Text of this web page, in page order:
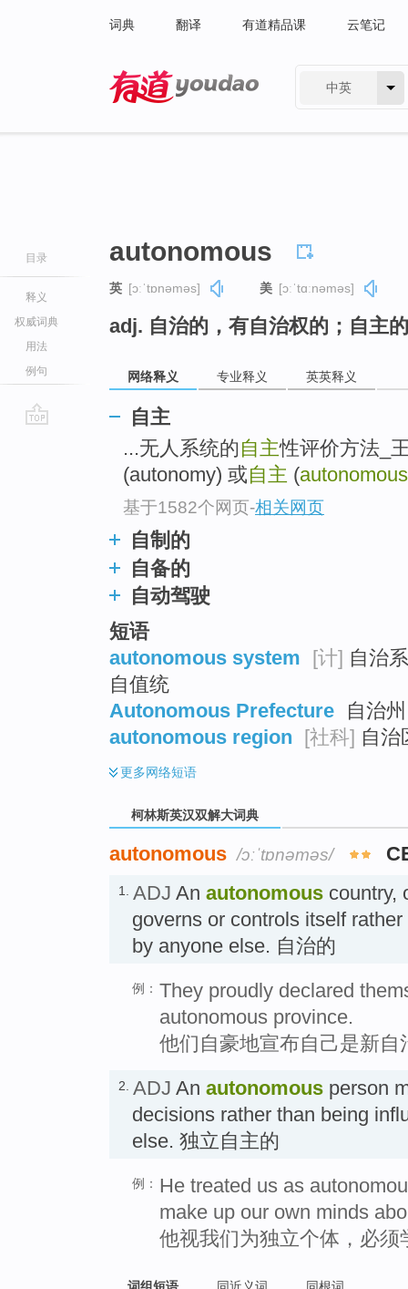
词典 翻译 有道精品课 云笔记
中英
目录
释义
权威词典
用法
例句
autonomous
英 [ɔːˈtɒnəməs] 美 [ɔːˈtɑːnəməs]
adj. 自治的，有自治权的；自主
网络释义 专业释义 英英释义
自主
...无人系统的 自主性评价方法_
(autonomy) 或自主 (autonomous
基于1582个网页-相关网页
自制的
自备的
自动驾驶
短语
autonomous system [计] 自治
自值统
Autonomous Prefecture
自治
autonomous region [社科] 自治
更多网络短语
柯林斯英汉双解大词典
autonomous /ɔːˈtɒnəməs/
1. ADJ An autonomous country,
governs or controls itself
by anyone else. 自治的
例： They proudly declared
autonomous province.
他们自豪地宣布自己是新自
2. ADJ An autonomous person
decisions rather than being
else. 独立自主的
例： He treated us as
make up our own minds
他视我们为独立个体，必须